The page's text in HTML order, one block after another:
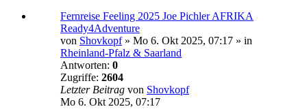
Fernreise Feeling 2025 Joe Pichler AFRIKA
Ready4Adventure
von Shovkopf» Mo 6. Okt 2025, 07:17 » in
Rheinland-Pfalz & Saarland
Antworten: 0
Zugriffe: 2604
Letzter Beitrag von Shovkopf
Mo 6. Okt 2025, 07:17